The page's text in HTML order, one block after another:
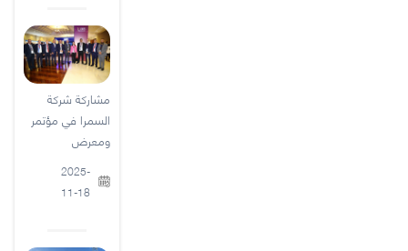
مشاركة شركة
السمرا في مؤتمر
ومعرض
2025-
11-18